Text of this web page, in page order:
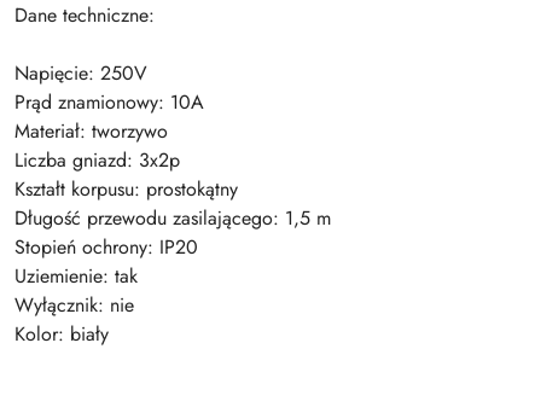
Dane techniczne:
Napięcie: 250V
Prąd znamionowy: 10A
Materiał: tworzywo
Liczba gniazd: 3x2p
Kształt korpusu: prostokątny
Długość przewodu zasilającego: 1,5 m
Stopień ochrony: IP20
Uziemienie: tak
Wyłącznik: nie
Kolor: biały